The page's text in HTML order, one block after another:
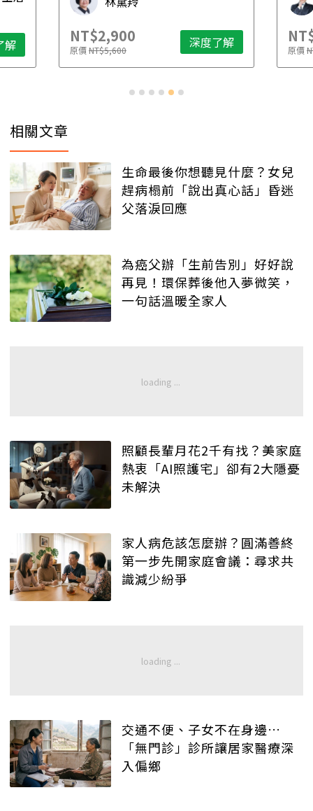
NT$2,500
原價 NT$4,888
相關文章
生命最後你想聽見什麼？女兒
趕病榻前「說出真心話」昏迷
父落淚回應
為癌父辦「生前告別」好好說
再見！環保葬後他入夢微笑，
一句話溫暖全家人
照顧長輩月花2千有找？美家庭
熱衷「AI照護宅」卻有2大隱憂
未解決
家人病危該怎麼辦？圓滿善終
第一步先開家庭會議：尋求共
識減少紛爭
交通不便、子女不在身邊…
「無門診」診所讓居家醫療深
入偏鄉